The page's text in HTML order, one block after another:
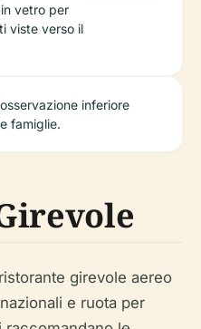
vetro per
viste verso il
inferiore
famiglie.
girevole aereo
e ruota per